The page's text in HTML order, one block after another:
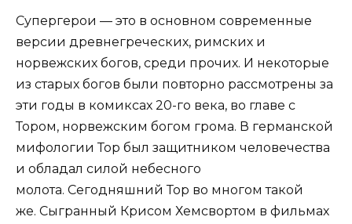
Супергерои — это в основном современные
версии древнегреческих, римских и
норвежских богов, среди прочих. И некоторые
из старых богов были повторно рассмотрены за
эти годы в комиксах 20-го века, во главе с
Тором, норвежским богом грома. В германской
мифологии Тор был защитником человечества
и обладал силой небесного
молота. Сегодняшний Тор во многом такой
же. Сыгранный Крисом Хемсвортом в фильмах